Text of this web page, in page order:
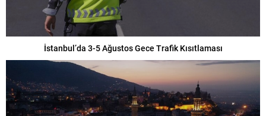
İstanbul’da 3-5 Ağustos Gece Trafik Kısıtlaması